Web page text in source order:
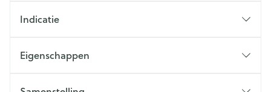
Indicatie
Eigenschappen